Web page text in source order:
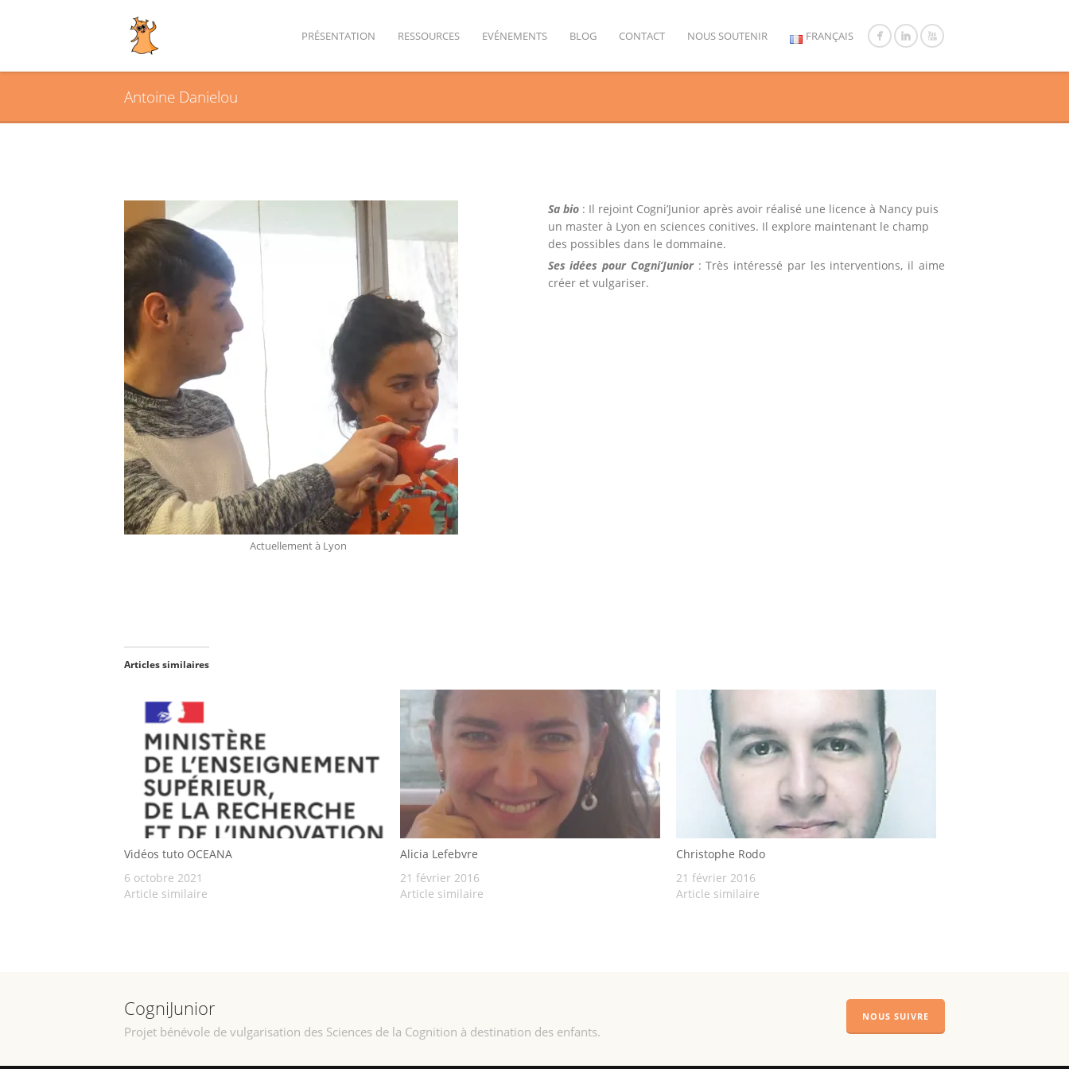
PRÉSENTATION RESSOURCES EVÉNEMENTS BLOG CONTACT NOUS SOUTENIR FRANÇAIS
Antoine Danielou
Actuellement à Lyon
Sa bio: Il rejoint Cogni’Junior après avoir réalisé une licence à Nancy puis
un master à Lyon en sciences conitives. Il explore maintenant le champ
des possibles dans le dommaine.
Ses idées pour Cogni’Junior: Très intéressé par les interventions, il aime
créer et vulgariser.
Articles similaires
Vidéos tuto OCEANA
6 octobre 2021
Article similaire
Alicia Lefebvre
21 février 2016
Article similaire
Christophe Rodo
21 février 2016
Article similaire
CogniJunior
Projet bénévole de vulgarisation des Sciences de la Cognition à destination des enfants.
NOUS SUIVRE